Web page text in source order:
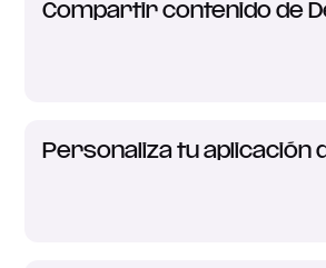
Compartir contenido de
Personaliza tu aplicación